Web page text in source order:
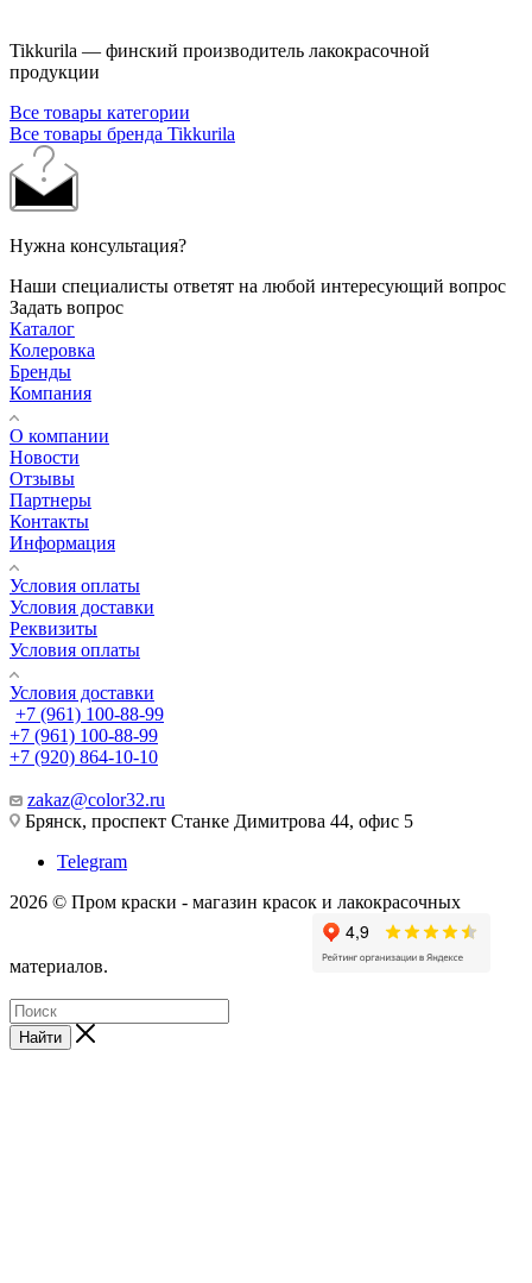
Tikkurila — финский производитель лакокрасочной
продукции
Все товары категории
Все товары бренда Tikkurila
Нужна консультация?
Наши специалисты ответят на любой интересующий вопрос
Задать вопрос
Каталог
Колеровка
Бренды
Компания
О компании
Новости
Отзывы
Партнеры
Контакты
Информация
Условия оплаты
Условия доставки
Реквизиты
Условия оплаты
Условия доставки
+7 (961) 100-88-99
+7 (961) 100-88-99
+7 (920) 864-10-10
zakaz@color32.ru
Брянск, проспект Станке Димитрова 44, офис 5
Telegram
2026 © Пром краски - магазин красок и лакокрасочных
материалов.
Найти